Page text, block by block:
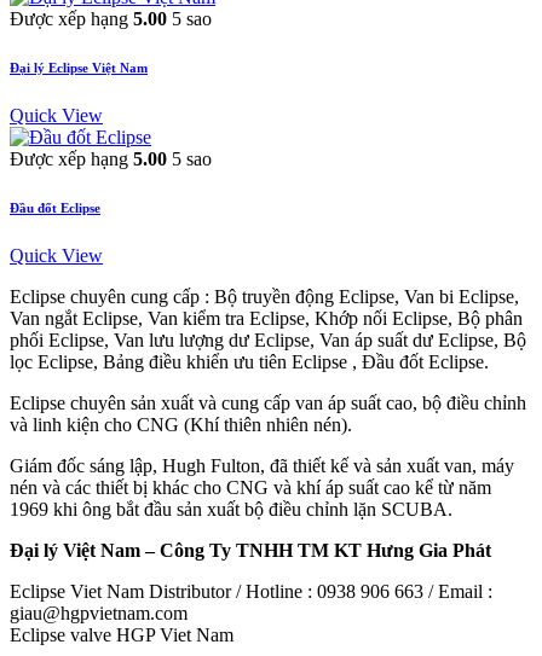
Được xếp hạng 5.00 5 sao
Đại lý Eclipse Việt Nam
Quick View
Được xếp hạng 5.00 5 sao
Đầu đốt Eclipse
Quick View
Eclipse chuyên cung cấp : Bộ truyền động Eclipse, Van bi Eclipse,
Van ngắt Eclipse, Van kiểm tra Eclipse, Khớp nối Eclipse, Bộ phân
phối Eclipse, Van lưu lượng dư Eclipse, Van áp suất dư Eclipse, Bộ
lọc Eclipse, Bảng điều khiển ưu tiên Eclipse , Đầu đốt Eclipse.
Eclipse chuyên sản xuất và cung cấp van áp suất cao, bộ điều chỉnh
và linh kiện cho CNG (Khí thiên nhiên nén).
Giám đốc sáng lập, Hugh Fulton, đã thiết kế và sản xuất van, máy
nén và các thiết bị khác cho CNG và khí áp suất cao kể từ năm
1969 khi ông bắt đầu sản xuất bộ điều chỉnh lặn SCUBA.
Đại lý Việt Nam – Công Ty TNHH TM KT Hưng Gia Phát
Eclipse Viet Nam Distributor / Hotline : 0938 906 663 / Email :
giau@hgpvietnam.com
Eclipse valve HGP Viet Nam